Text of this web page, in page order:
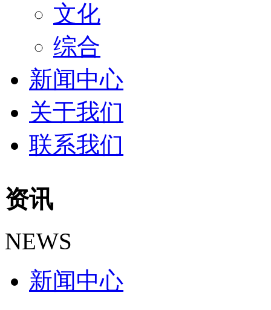
文化
综合
新闻中心
关于我们
联系我们
资讯
NEWS
新闻中心